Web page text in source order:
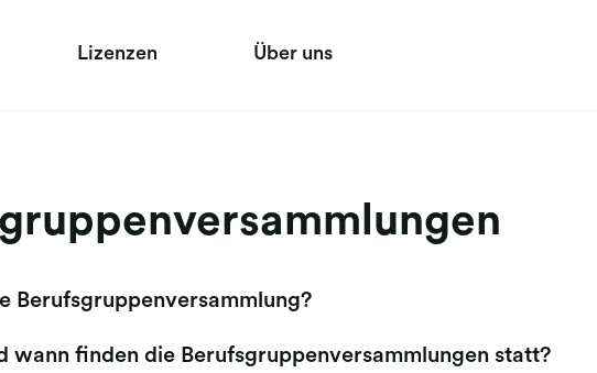
Lizenzen Über uns
Berufsgruppenversammlung?
wann finden die Berufsgruppenversammlungen statt?